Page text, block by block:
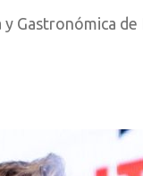
Gastronómica